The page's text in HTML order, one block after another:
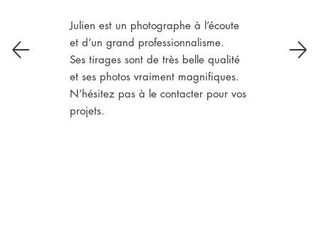
Julien est un photographe à l’écoute
et d’un grand professionnalisme.
Ses tirages sont de très belle qualité
et ses photos vraiment magnifiques.
N’hésitez pas à le contacter pour vos
projets.